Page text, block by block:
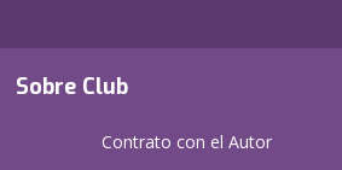
Sobre Club
Contrato con el Autor